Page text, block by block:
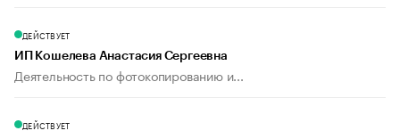
ДЕЙСТВУЕТ
ИП Кошелева Анастасия Сергеевна
Деятельность по фотокопированию и...
ДЕЙСТВУЕТ